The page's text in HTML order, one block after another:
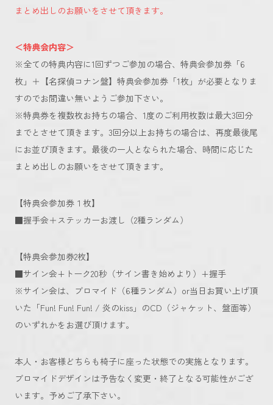
まとめ出しのお願いをさせて頂きます。
＜特典会内容＞
※全ての特典内容に1回ずつご参加の場合、特典会参加券「6
枚」＋【名探偵コナン盤】特典会参加券「1枚」が必要となりま
すのでお間違い無いようご参加下さい。
※特典券を複数枚お持ちの場合、1度のご利用枚数は最大3回分
までとさせて頂きます。3回分以上お持ちの場合は、再度最後尾
にお並び頂きます。最後の一人となられた場合、時間に応じた
まとめ出しのお願いをさせて頂きます。
【特典会参加券１枚】
■握手会＋ステッカーお渡し（2種ランダム）
【特典会参加券2枚】
■サイン会+トーク20秒（サイン書き始めより）+握手
※サイン会は、ブロマイド（6種ランダム）or当日お買い上げ頂
いた「Fun! Fun! Fun! / 炎のkiss」のCD（ジャケット、盤面等）
のいずれかをお選び頂けます。
本人・お客様どちらも椅子に座った状態での実施となります。
ブロマイドデザインは予告なく変更・終了となる可能性がござ
います。予めご了承下さい。